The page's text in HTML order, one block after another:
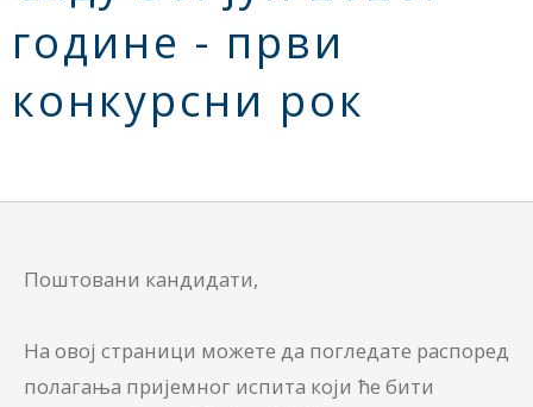
године - први
конкурсни рок
Поштовани кандидати,
На овој страници можете да погледате распоред
полагања пријемног испита који ће бити